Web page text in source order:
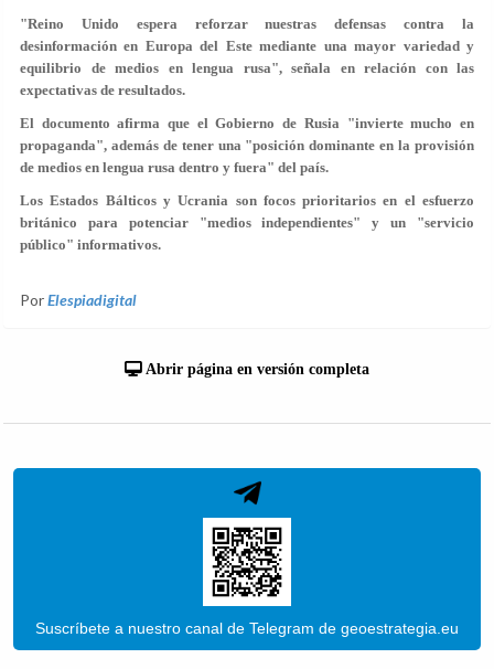
"Reino Unido espera reforzar nuestras defensas contra la
desinformación en Europa del Este mediante una mayor variedad y
equilibrio de medios en lengua rusa", señala en relación con las
expectativas de resultados.
El documento afirma que el Gobierno de Rusia "invierte mucho en
propaganda", además de tener una "posición dominante en la provisión
de medios en lengua rusa dentro y fuera" del país.
Los Estados Bálticos y Ucrania son focos prioritarios en el esfuerzo
británico para potenciar "medios independientes" y un "servicio
público" informativos.
PorElespiadigital
Abrir página en versión completa
Suscríbete a nuestro canal de Telegram de geoestrategia.eu